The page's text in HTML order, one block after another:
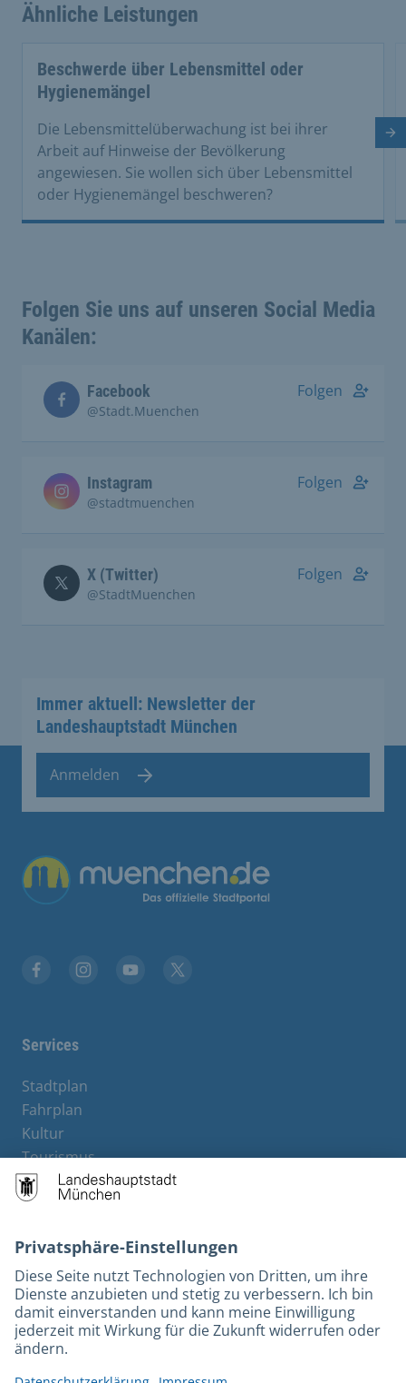
Ähnliche Leistungen
Beschwerde über Lebensmittel oder
Hygienemängel
Die Lebensmittelüberwachung ist bei ihrer
Arbeit auf Hinweise der Bevölkerung
angewiesen. Sie wollen sich über Lebensmittel
oder Hygienemängel beschweren?
Folgen Sie uns auf unseren Social Media
Kanälen:
Facebook
@Stadt.Muenchen
Folgen
Instagram
@stadtmuenchen
Folgen
X (Twitter)
@StadtMuenchen
Folgen
Immer aktuell: Newsletter der
Landeshauptstadt München
Anmelden
Übergreifende Links
Services
Stadtplan
Fahrplan
Kultur
Tourismus
M-Strom
Bürgerservice
Rechtliches und Kontakt
Barrierefreiheit
Leichte Sprache